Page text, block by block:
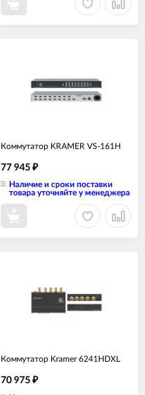
Коммутатор KRAMER VS-161H
77 945 ₽
Наличие и сроки поставки
товара уточняйте у менеджера
Коммутатор Kramer 6241HDXL
70 975 ₽